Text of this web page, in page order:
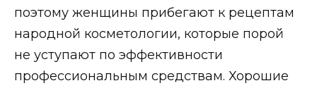
поэтому женщины прибегают к рецептам
народной косметологии, которые порой
не уступают по эффективности
профессиональным средствам. Хорошие